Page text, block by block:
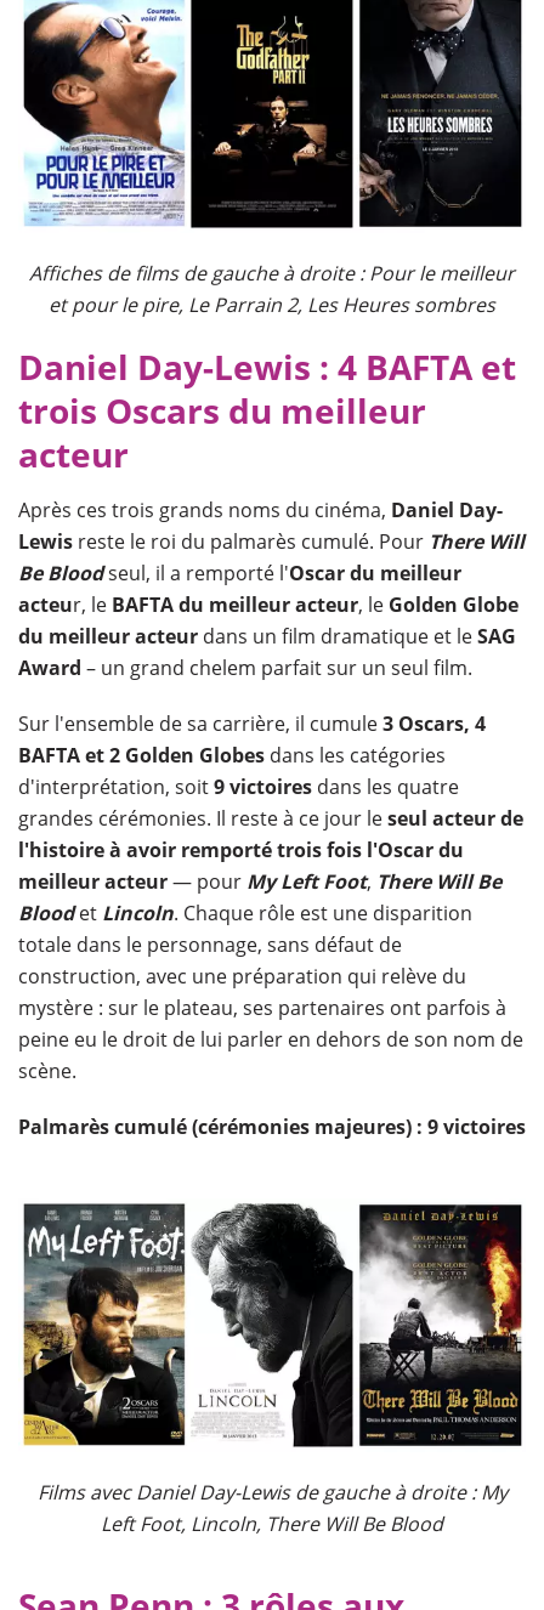
Affiches de films de gauche à droite : Pour le meilleur
et pour le pire, Le Parrain 2, Les Heures sombres
Daniel Day-Lewis : 4 BAFTA et
trois Oscars du meilleur
acteur
Après ces trois grands noms du cinéma, Daniel Day-
Lewis reste le roi du palmarès cumulé. Pour There Will
Be Bloodseul, il a remporté l'Oscar du meilleur
acteur, le BAFTA du meilleur acteur, le Golden Globe
du meilleur acteur dans un film dramatique et leSAG
Award – un grand chelem parfait sur un seul film.
Sur l'ensemble de sa carrière, il cumule3 Oscars, 4
BAFTA et 2 Golden Globes dans les catégories
d'interprétation, soit9 victoires dans les quatre
grandes cérémonies. Il reste à ce jour leseul acteur de
l'histoire à avoir remporté trois fois l'Oscar du
meilleur acteur— pour My Left Foot, There Will Be
Bloodet Lincoln. Chaque rôle est une disparition
totale dans le personnage, sans défaut de
construction, avec une préparation qui relève du
mystère : sur le plateau, ses partenaires ont parfois à
peine eu le droit de lui parler en dehors de son nom de
scène.
Palmarès cumulé (cérémonies majeures) : 9 victoires
Films avec Daniel Day-Lewis de gauche à droite : My
Left Foot, Lincoln, There Will Be Blood